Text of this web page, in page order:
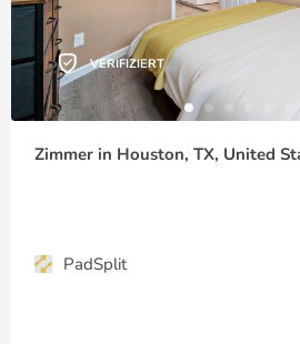
VERIFIZIERT
Zimmer in Houston, TX, United
PadSplit